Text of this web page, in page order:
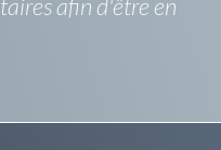
afin d'être en